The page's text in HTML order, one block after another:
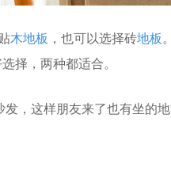
木地板 ，也可以选择砖地板。
择，两种都适合。
这样朋友来了也有坐的地